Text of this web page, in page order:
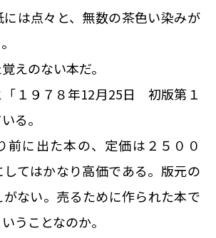
は点々と、無数の茶色い染みが
えのない本だ。
１９７８年12月25日 初版第１
る。
に出た本の、定価は２５００
てはかなり高価である。版元の
ない。売るために作られた本で
うことなのか。